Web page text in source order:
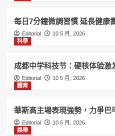
每日7分鐘微調習慣 延長健康
Editorial
10 5 月, 2026
科學
成都中学科技节：硬核体验激
Editorial
10 5 月, 2026
體育
華斯高主場表現強勢，力爭巴
Editorial
10 5 月, 2026
娛樂